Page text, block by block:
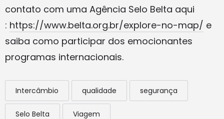
contato com uma Agência Selo Belta aqui
: https://www.belta.org.br/explore-no-map/ e
saiba como participar dos emocionantes
programas internacionais.
Intercâmbio qualidade segurança
Selo Belta Viagem